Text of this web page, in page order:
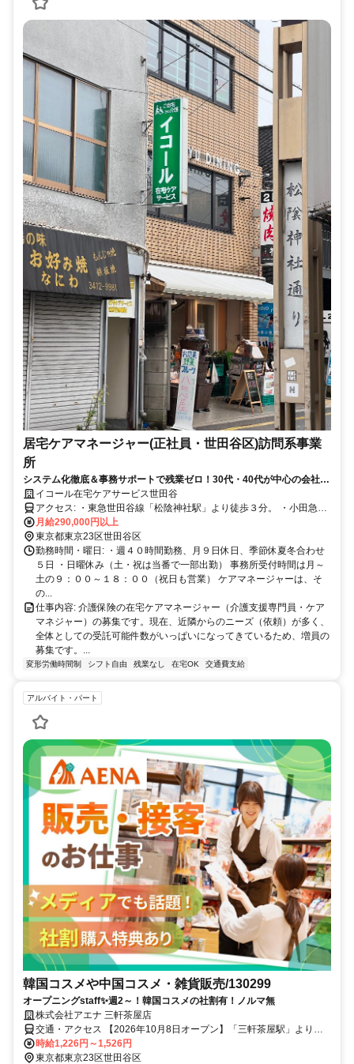
居宅ケアマネージャー(正社員・世田谷区)訪問系事業
所
システム化徹底＆事務サポートで残業ゼロ！30代・40代が中心の会社で
す。イコール在宅ケアサービス世田谷
アクセス: ・東急世田谷線「松陰神社駅」より徒歩３分。 ・小田急バ
ス、東急バス「松陰神社前バス停」より徒歩０分。
月給290,000円以上
東京都東京23区世田谷区
勤務時間・曜日: ・週４０時間勤務、月９日休日、季節休夏冬合わせ
５日 ・日曜休み（土・祝は当番で一部出勤） 事務所受付時間は月～
土の９：００～１８：００（祝日も営業） ケアマネージャーは、そ
の...
仕事内容: 介護保険の在宅ケアマネージャー（介護支援専門員・ケア
マネジャー）の募集です。現在、近隣からのニーズ（依頼）が多く、
全体としての受託可能件数がいっぱいになってきているため、増員の
募集です。...
変形労働時間制 シフト自由 残業なし 在宅OK 交通費支給
アルバイト・パート
韓国コスメや中国コスメ・雑貨販売/130299
オープニングstaff✨週2～！韓国コスメの社割有！ノルマ無
株式会社アエナ 三軒茶屋店
交通・アクセス 【2026年10月8日オープン】「三軒茶屋駅」より徒
歩2分
時給1,226円～1,526円
東京都東京23区世田谷区